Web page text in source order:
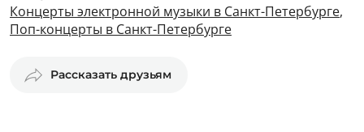
Концерты электронной музыки в Санкт-Петербурге,
Поп-концерты в Санкт-Петербурге
Рассказать друзьям